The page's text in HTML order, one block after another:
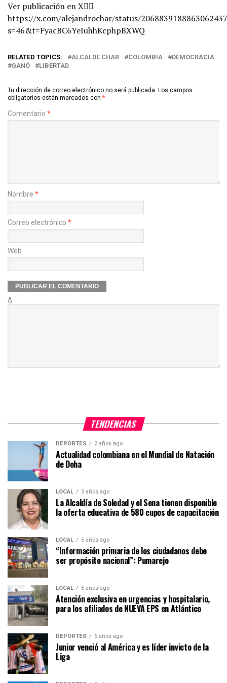
Ver publicación en X👇🏻
https://x.com/alejandrochar/status/
s=46&t=FyacBC6YeIuhhKcphpBXWQ
RELATED TOPICS: ALCALDE CHAR COLOMBIA
DEMOCRACIA
GANÓ
LIBERTAD
Tu dirección de correo electrónico no será publicada. Los campos
obligatorios están marcados con *
Comentario *
Nombre *
Correo electrónico *
Web
Δ
TENDENCIAS
DEPORTES 2 años ago
Actualidad colombiana en el Mundial de Natación
de Doha
LOCAL 3 años ago
La Alcaldía de Soledad y el Sena tienen disponible
la oferta educativa de 580 cupos de capacitación
LOCAL 5 años ago
“Información primaria de los ciudadanos debe
ser propósito nacional”: Pumarejo
LOCAL 6 años ago
Atención exclusiva en urgencias y hospitalario,
para los afiliados de NUEVA EPS en Atlántico
DEPORTES 6 años ago
Junior venció al América y es líder invicto de la
Liga